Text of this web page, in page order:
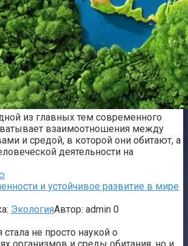
из главных тем современного
взаимоотношения между
и средой, в которой они обитают, а
деятельности на
и устойчивое развитие в мире
ЭкологияАвтор: admin 0
стала не просто наукой о